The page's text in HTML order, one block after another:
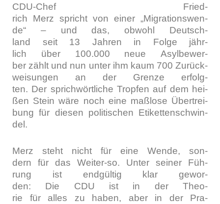
CDU-Chef Fried­
rich Merz spricht von einer „Migra­ti­ons­wen­
de“ – und das, obwohl Deutsch­
land seit 13 Jah­ren in Fol­ge jähr­
lich über 100.000 neue Asyl­be­wer­
ber zählt und nun unter ihm kaum 700 Zurück­
wei­sun­gen an der Gren­ze erfolg­
ten. Der sprich­wört­li­che Trop­fen auf dem hei­
ßen Stein wäre noch eine maß­lo­se Über­trei­
bung für die­sen poli­ti­schen Eti­ket­ten­schwin­
del.
Merz steht nicht für eine Wen­de, son­
dern für das Wei­ter-so. Unter sei­ner Füh­
rung ist end­gül­tig klar gewor­
den: Die CDU ist in der Theo­
rie für alles zu haben, aber in der Pra­